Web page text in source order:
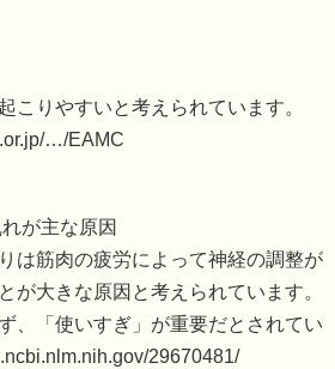
こりやすいと考えられています。
…/EAMC
が主な原因
は筋肉の疲労によって神経の調整が
が大きな原因と考えられています。
、「使いすぎ」が重要だとされてい
29670481/